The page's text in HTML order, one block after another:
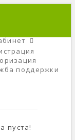
поддержки
пуста!